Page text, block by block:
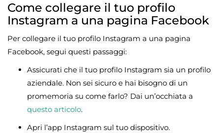
Come collegare il tuo profilo
Instagram a una pagina Facebook
Per collegare il tuo profilo Instagram a una pagina
Facebook, segui questi passaggi:
Assicurati che il tuo profilo Instagram sia un profilo
aziendale. Non sei sicuro e hai bisogno di un
promemoria su come farlo? Dai un’occhiata a
questo articolo.
Apri l’app Instagram sul tuo dispositivo.